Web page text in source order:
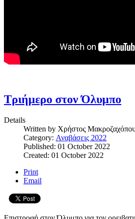
Τριήμερο στον Όλυμπο
Details
Written by Χρήστος
Category: Αναβάσεις 2022
Published: 01 October 2022
Created: 01 October 2022
Print
Email